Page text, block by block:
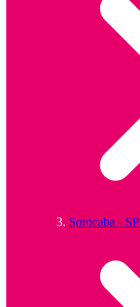
Sorocaba - SP